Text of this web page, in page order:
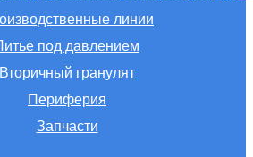
линии
под давлением
Вторичный гранулят
Периферия
Запчасти